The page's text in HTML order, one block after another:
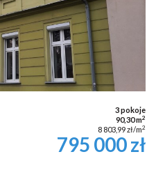
3 pokoje
90,30 m2
8 803,99 zł/m2
795 000 zł